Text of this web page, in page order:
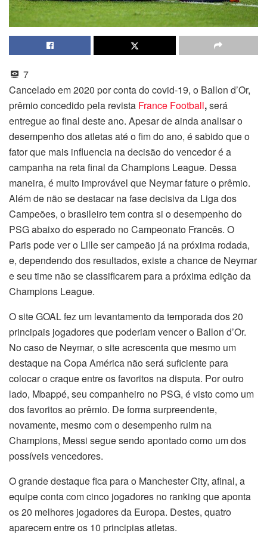
7
Cancelado em 2020 por conta do covid-19, o Ballon d’Or,
prêmio concedido pela revista France Football,será
entregue ao final deste ano. Apesar de ainda analisar o
desempenho dos atletas até o fim do ano, é sabido que o
fator que mais influencia na decisão do vencedor é a
campanha na reta final da Champions League. Dessa
maneira, é muito improvável que Neymar fature o prêmio.
Além de não se destacar na fase decisiva da Liga dos
Campeões, o brasileiro tem contra si o desempenho do
PSG abaixo do esperado no Campeonato Francês. O
Paris pode ver o Lille ser campeão já na próxima rodada,
e, dependendo dos resultados, existe a chance de Neymar
e seu time não se classificarem para a próxima edição da
Champions League.
O site GOAL fez um levantamento da temporada dos 20
principais jogadores que poderiam vencer o Ballon d’Or.
No caso de Neymar, o site acrescenta que mesmo um
destaque na Copa América não será suficiente para
colocar o craque entre os favoritos na disputa. Por outro
lado, Mbappé, seu companheiro no PSG, é visto como um
dos favoritos ao prêmio. De forma surpreendente,
novamente, mesmo com o desempenho ruim na
Champions, Messi segue sendo apontado como um dos
possíveis vencedores.
O grande destaque fica para o Manchester City, afinal, a
equipe conta com cinco jogadores no ranking que aponta
os 20 melhores jogadores da Europa. Destes, quatro
aparecem entre os 10 principias atletas.